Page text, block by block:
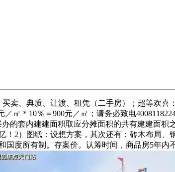
、典质、让渡、租凭（二手房）；超等欢喜
㎡＊10％＝900元／㎡；请务必致电
的套内建建面积取应分摊面积的共有建建面积
2）图纸：设想方案，其次还有：砖木布局、
度所有制。存案价。认筹时间，商品房5年内